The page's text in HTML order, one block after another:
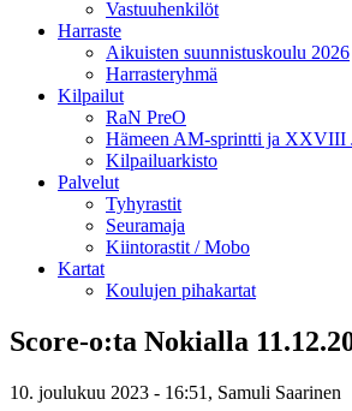
Vastuuhenkilöt
Harraste
Aikuisten suunnistuskoulu 2026
Harrasteryhmä
Kilpailut
RaN PreO
Hämeen AM-sprintti ja XXVIII
Kilpailuarkisto
Palvelut
Tyhyrastit
Seuramaja
Kiintorastit / Mobo
Kartat
Koulujen pihakartat
Score-o:ta Nokialla
10. joulukuu 2023 - 16:51, Samuli Saarinen